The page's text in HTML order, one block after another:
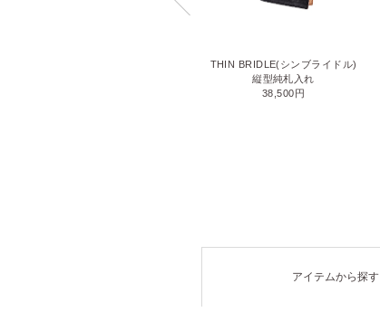
THIN BRIDLE(シンブライドル)
縦型純札入れ
38,500円
アイテムから探す